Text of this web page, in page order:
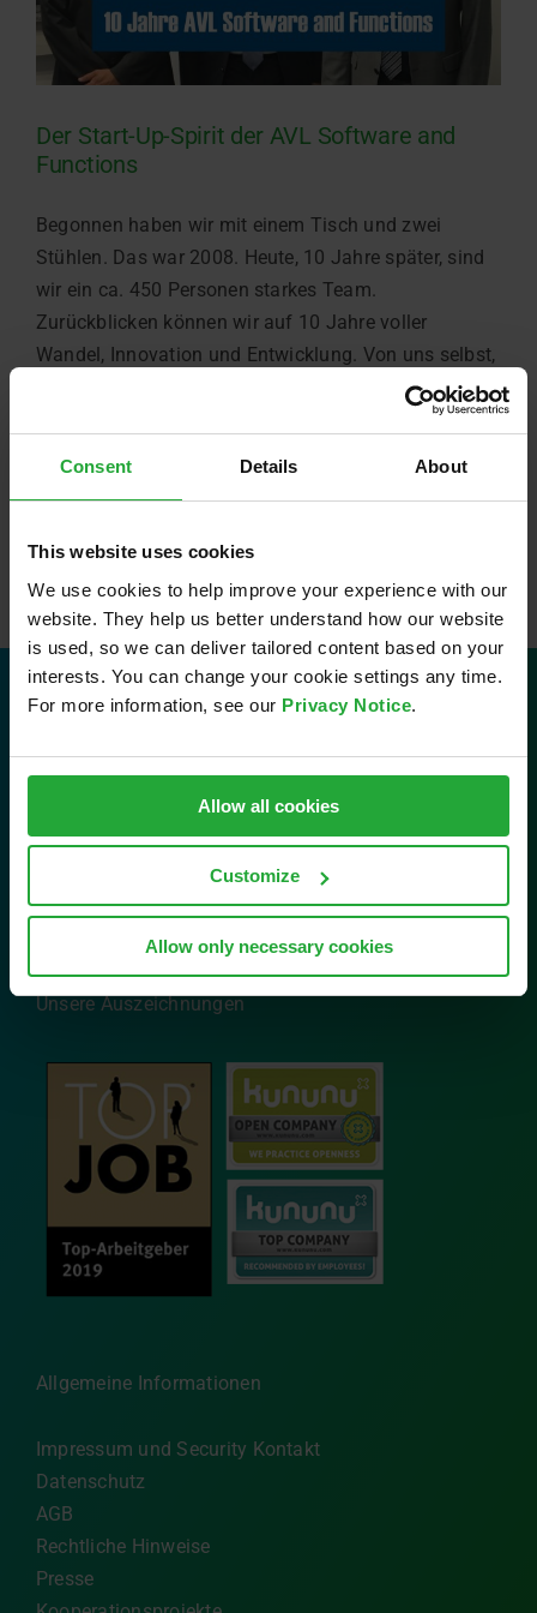
Consent Details About
This website uses cookies
We use cookies to help improve your experience with our
website. They help us better understand how our website
is used, so we can deliver tailored content based on your
interests. You can change your cookie settings any time.
For more information, see our Privacy Notice.
Allow all cookies
Customize
Allow only necessary cookies
Der Start-Up-Spirit der AVL Software and
Functions
Begonnen haben wir mit einem Tisch und zwei
Stühlen. Das war 2008. Heute, 10 Jahre später, sind
wir ein ca. 450 Personen starkes Team.
Zurückblicken können wir auf 10 Jahre voller
Wandel, Innovation und Entwicklung. Von uns selbst,
aber auch von Software- und Systemlösungen,
Prototypen und Serienmodellen und damit auch [...]
Weiterlesen
Kontakt
AVL Software and Functions GmbH
Im Gewerbepark B29
93059 Regensburg
Email:info.sfr@avl.com
Unsere Auszeichnungen
Allgemeine Informationen
Impressum und Security Kontakt
Datenschutz
AGB
Rechtliche Hinweise
Presse